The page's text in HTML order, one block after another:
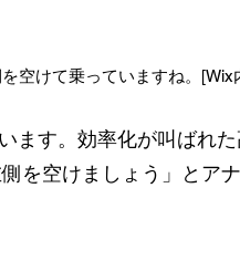
空けて乗っていますね。[Wix
ます。効率化が叫ばれ
を空けましょう」とア